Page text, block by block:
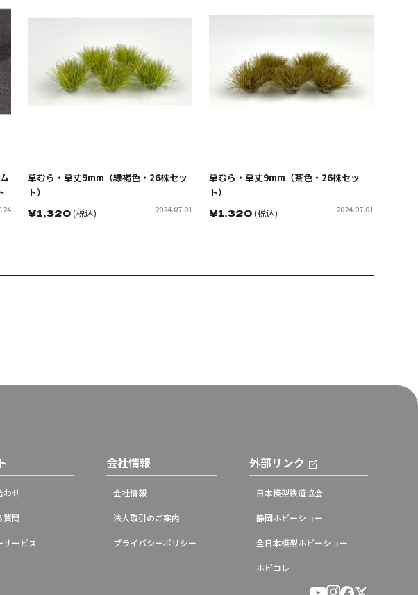
草むら・草丈9mm（緑褐色・26株セッ
ト）
￥1,320(税込) 2024.07.01
草むら・草丈9mm（茶色・26株セッ
ト）
￥1,320(税込) 2024.07.01
わせ
質問
サービス
会社情報
会社情報
法人取引のご案内
プライバシーポリシー
外部リンク
日本模型鉄道協会
静岡ホビーショー
全日本模型ホビーショー
ホビコレ